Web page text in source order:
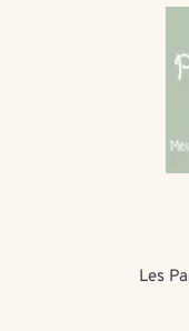
Les